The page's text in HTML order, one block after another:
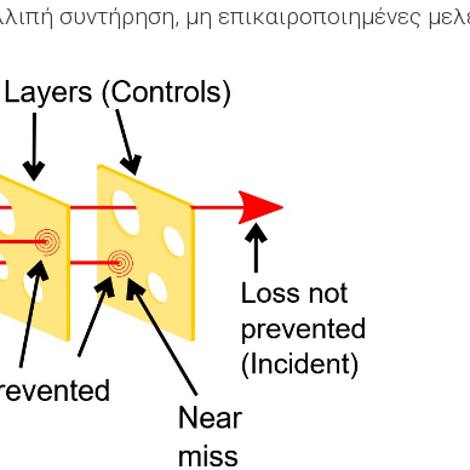
συντήρηση, μη επικαιροποιημένες